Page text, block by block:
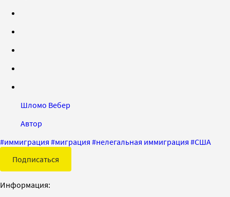
Шломо Вебер
Автор
#иммиграция #миграция #нелегальная иммиграция #США
Подписаться
Информация: